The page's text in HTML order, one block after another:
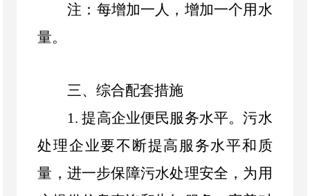
注：每增加一人，增加一个用水
量。
三、综合配套措施
1.提高企业便民服务水平。污水
处理企业要不断提高服务水平和质
量，进一步保障污水处理安全，为用